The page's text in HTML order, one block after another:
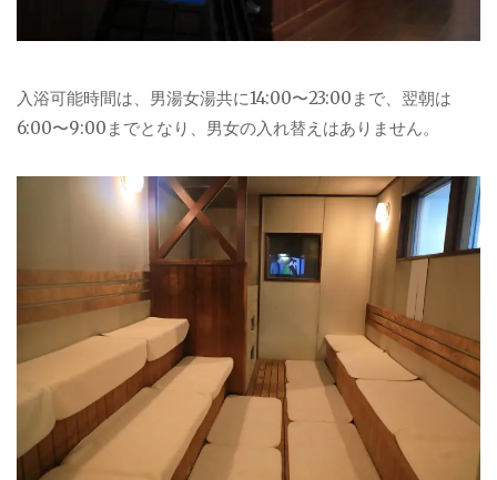
入浴可能時間は、男湯女湯共に14:00〜23:00まで、翌朝は
6:00〜9:00までとなり、男女の入れ替えはありません。